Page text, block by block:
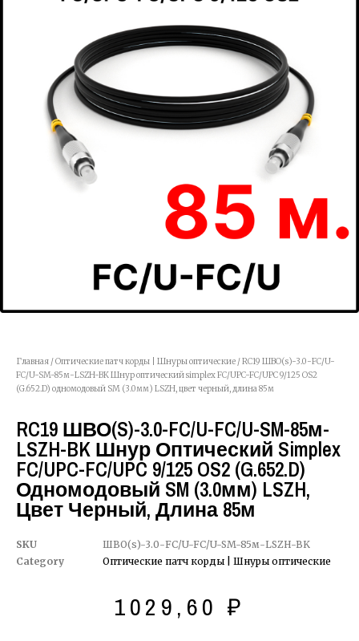
Главная /Оптические патч корды | Шнуры оптические / RC19 ШВО(s)-3.0-FC/U-
FC/U-SM-85м-LSZH-BK Шнур оптический simplex FC/UPC-FC/UPC 9/125 OS2
(G.652.D) одномодовый SM (3.0мм) LSZH, цвет черный, длина 85м
RC19 ШВО(s)-3.0-FC/U-FC/U-SM-85м-
LSZH-BK Шнур Оптический Simplex
FC/UPC-FC/UPC 9/125 OS2 (G.652.D)
Одномодовый SM (3.0мм) LSZH,
Цвет Черный, Длина 85м
SKU
ШВО(s)-3.0-FC/U-FC/U-SM-85м-LSZH-BK
Category
Оптические патч корды | Шнуры оптические
1029,60 ₽